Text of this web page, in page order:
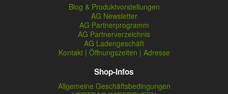
Blog & Produktvorstellungen
AG Newsletter
AG Partnerprogramm
AG Partnerverzeichnis
AG Ladengeschäft
Kontakt | Öffnungszeiten | Adresse
Shop-Infos
Allgemeine Geschäftsbedingungen